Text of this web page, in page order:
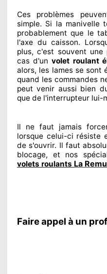
Ces problèmes
simple. Si la manivelle
probablement que le
l'axe du caisson.
plus, c'est souvent une
cas d'un volet roulant
alors, les lames se sont
quand les commandes
peut venir aussi bien
que de l'interrupteur lui-
Il ne faut jamais
lorsque celui-ci résiste
de s'ouvrir. Il faut
blocage, et nos
volets roulants La
Faire appel à un